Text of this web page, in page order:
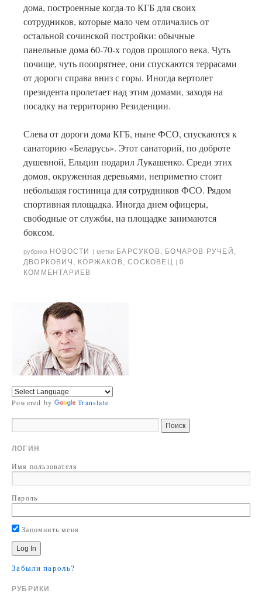
дома, построенные когда-то КГБ для своих
сотрудников, которые мало чем отличались от
остальной сочинской постройки: обычные
панельные дома 60-70-х годов прошлого века. Чуть
почище, чуть поопрятнее, они спускаются террасами
от дороги справа вниз с горы. Иногда вертолет
президента пролетает над этим домами, заходя на
посадку на территорию Резиденции.
Слева от дороги дома КГБ, ныне ФСО, спускаются к
санаторию «Беларусь». Этот санаторий, по доброте
душевной, Ельцин подарил Лукашенко. Среди этих
домов, окруженная деревьями, неприметно стоит
небольшая гостиница для сотрудников ФСО. Рядом
спортивная площадка. Иногда днем офицеры,
свободные от службы, на площадке занимаются
боксом.
рубрика НОВОСТИ | метки БАРСУКОВ, БОЧАРОВ РУЧЕЙ ,
ДВОРКОВИЧ , КОРЖАКОВ,СОСКОВЕЦ | 0
КОММЕНТАРИЕВ
Powered by Translate
ЛОГИН
Имя пользователя
Пароль
Запомнить меня
Забыли пароль?
РУБРИКИ